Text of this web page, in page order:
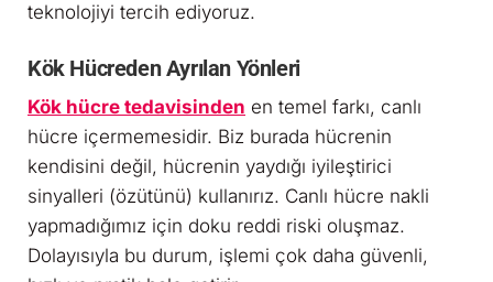
teknolojiyi tercih ediyoruz.
Kök Hücreden Ayrılan Yönleri
Kök hücre tedavisinden en temel farkı, canlı
hücre içermemesidir. Biz burada hücrenin
kendisini değil, hücrenin yaydığı iyileştirici
sinyalleri (özütünü) kullanırız. Canlı hücre nakli
yapmadığımız için doku reddi riski oluşmaz.
Dolayısıyla bu durum, işlemi çok daha güvenli,